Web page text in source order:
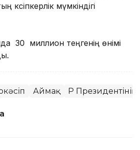
мүмкіндігі
30 миллион теңгенің өнімі
Аймақ ҚР